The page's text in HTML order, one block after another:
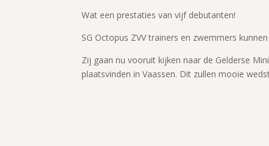
Wat een prestaties van vijf debutanten!
SG Octopus ZVV trainers en zwemmers
Zij gaan nu vooruit kijken naar de Gelderse
plaatsvinden in Vaassen. Dit zullen mooie